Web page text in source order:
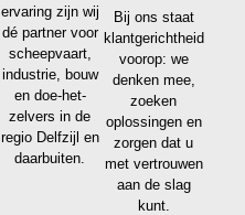
ervaring zijn wij
dé partner voor
scheepvaart,
industrie, bouw
en doe-het-
zelvers in de
regio Delfzijl en
daarbuiten.
Bij ons staat
klantgerichtheid
voorop: we
denken mee,
zoeken
oplossingen en
zorgen dat u
met vertrouwen
aan de slag
kunt.